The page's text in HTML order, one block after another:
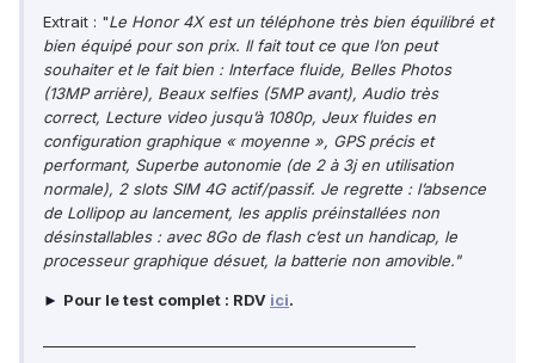
Extrait : "Le Honor 4X est un téléphone très bien équilibré et
bien équipé pour son prix. Il fait tout ce que l’on peut
souhaiter et le fait bien : Interface fluide, Belles Photos
(13MP arrière), Beaux selfies (5MP avant), Audio très
correct, Lecture video jusqu’à 1080p, Jeux fluides en
configuration graphique « moyenne », GPS précis et
performant, Superbe autonomie (de 2 à 3j en utilisation
normale), 2 slots SIM 4G actif/passif. Je regrette : l’absence
de Lollipop au lancement, les applis préinstallées non
désinstallables : avec 8Go de flash c’est un handicap, le
processeur graphique désuet, la batterie non amovible."
► Pour le test complet : RDV ici.